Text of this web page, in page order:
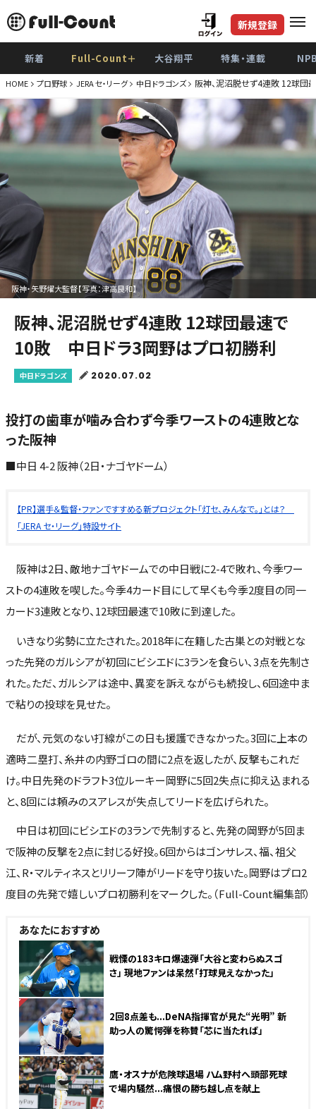
新規登録
新着 Full-Count＋ 大谷翔平 特集・連載
HOME プロ野球 JERA セ・リーグ 中日ドラゴンズ 阪神、泥沼脱せず4連敗 12球
阪神・矢野燿大監督【写真：津高良和】
阪神、泥沼脱せず4連敗 12球団最速で
10敗 中日ドラ3岡野はプロ初勝利
中日ドラゴンズ 2020.07.02
投打の歯車が噛み合わず今季ワーストの4連敗とな
った阪神
■中日 4-2 阪神（2日・ナゴヤドーム）
【PR】選手＆監督・ファンですすめる新プロジェクト「灯セ、みんなで。」とは？
「JERA セ・リーグ」特設サイト
阪神は2日、敵地ナゴヤドームでの中日戦に2-4で敗れ、今季ワー
ストの4連敗を喫した。今季4カード目にして早くも今季2度目の同一
カード3連敗となり、12球団最速で10敗に到達した。
いきなり劣勢に立たされた。2018年に在籍した古巣との対戦とな
った先発のガルシアが初回にビシエドに3ランを食らい、3点を先制さ
れた。ただ、ガルシアは途中、異変を訴えながらも続投し、6回途中ま
で粘りの投球を見せた。
だが、元気のない打線がこの日も援護できなかった。3回に上本の
適時二塁打、糸井の内野ゴロの間に2点を返したが、反撃もこれだ
け。中日先発のドラフト3位ルーキー岡野に5回2失点に抑え込まれる
と、8回には頼みのスアレスが失点してリードを広げられた。
中日は初回にビシエドの3ランで先制すると、先発の岡野が5回ま
で阪神の反撃を2点に封じる好投。6回からはゴンサレス、福、祖父
江、R・マルティネスとリリーフ陣がリードを守り抜いた。岡野はプロ2
度目の先発で嬉しいプロ初勝利をマークした。（Full-Count編集部）
あなたにおすすめ
戦慄の183キロ爆速弾「大谷と変わらぬスゴ
さ」 現地ファンは呆然「打球見えなかった」
NEW
2回8点差も...DeNA指揮官が見た“光明” 新
助っ人の驚愕弾を称賛「芯に当たれば」
鷹・オスナが危険球退場 ハム野村へ頭部死球
で場内騒然...痛恨の勝ち越し点を献上